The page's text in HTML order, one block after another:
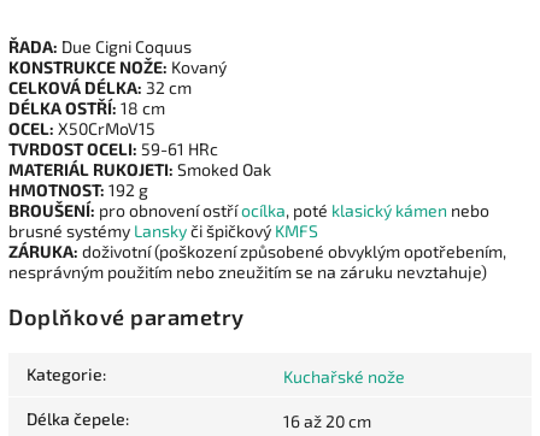
ŘADA: Due Cigni Coquus
KONSTRUKCE NOŽE: Kovaný
CELKOVÁ DÉLKA: 32 cm
DÉLKA OSTŘÍ: 18 cm
OCEL: X50CrMoV15
TVRDOST OCELI: 59-61 HRc
MATERIÁL RUKOJETI: Smoked Oak
HMOTNOST: 192 g
BROUŠENÍ: pro obnovení ostříocílka, poté klasický kámen nebo
brusné systémy Lanskyči špičkový KMFS
ZÁRUKA: doživotní (poškození způsobené obvyklým opotřebením,
nesprávným použitím nebo zneužitím se na záruku nevztahuje)
Doplňkové parametry
Kategorie: Kuchařské nože
Délka čepele: 16 až 20 cm